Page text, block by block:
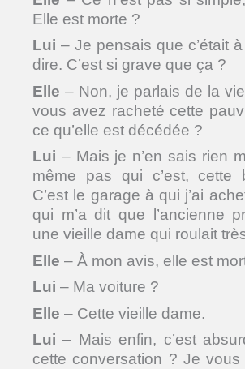
Elle est morte ?
Lui – Je pensais que c’était
dire. C’est si grave que ça ?
Elle – Non, je parlais de la
vous avez racheté cette
ce qu’elle est décédée ?
Lui – Mais je n’en sais rien
même pas qui c’est, cette
C’est le garage à qui j’ai
qui m’a dit que l’ancienne
une vieille dame qui roulait
Elle – À mon avis, elle est
Lui – Ma voiture ?
Elle – Cette vieille dame.
Lui – Mais enfin, c’est
cette conversation ? Je